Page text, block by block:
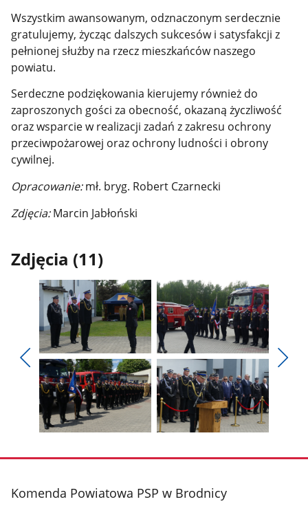
Wszystkim awansowanym, odznaczonym serdecznie
gratulujemy, życząc dalszych sukcesów i satysfakcji z
pełnionej służby na rzecz mieszkańców naszego
powiatu.
Serdeczne podziękowania kierujemy również do
zaproszonych gości za obecność, okazaną życzliwość
oraz wsparcie w realizacji zadań z zakresu ochrony
przeciwpożarowej oraz ochrony ludności i obrony
cywilnej.
Opracowanie:mł. bryg. Robert Czarnecki
Zdjęcia:Marcin Jabłoński
Zdjęcia (11)
Pokaż
poprzednie
zdjęcia
Pokaż
zdjęcie
1
z
galerii.
Pokaż
zdjęcie
2
z
galerii.
zdjęcie
galerii.
zdjęcie
galerii.
stopka
Komenda Powiatowa PSP w Brodnicy